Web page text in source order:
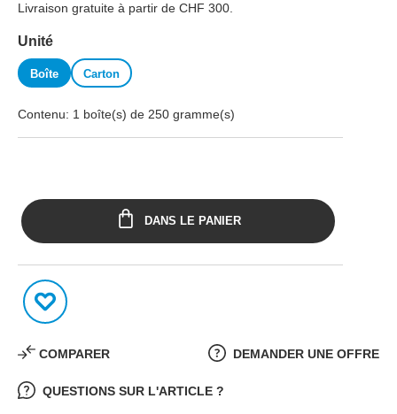
Livraison gratuite à partir de CHF 300.
Sélectionnez
Unité
Boîte Carton
Contenu: 1 boîte(s) de 250 gramme(s)
DANS LE PANIER
COMPARER DEMANDER UNE OFFRE
QUESTIONS SUR L'ARTICLE ?